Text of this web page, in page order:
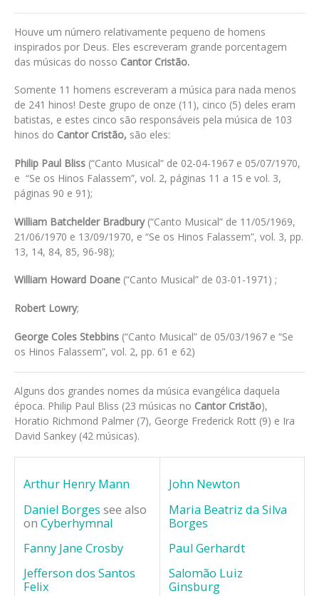
Houve um número relativamente pequeno de homens
inspirados por Deus. Eles escreveram grande porcentagem
das músicas do nosso Cantor Cristão.
Somente 11 homens escreveram a música para nada menos
de 241 hinos! Deste grupo de onze (11), cinco (5) deles eram
batistas, e estes cinco são responsáveis pela música de 103
hinos do Cantor Cristão, são eles:
Philip Paul Bliss (“Canto Musical” de 02-04-1967 e 05/07/1970,
e “Se os Hinos Falassem”, vol. 2, páginas 11 a 15 e vol. 3,
páginas 90 e 91);
William Batchelder Bradbury(“Canto Musical” de 11/05/1969,
21/06/1970 e 13/09/1970, e “Se os Hinos Falassem”, vol. 3, pp.
13, 14, 84, 85, 96-98);
William Howard Doane (“Canto Musical” de 03-01-1971) ;
Robert Lowry;
George Coles Stebbins (“Canto Musical” de 05/03/1967 e “Se
os Hinos Falassem”, vol. 2, pp. 61 e 62)
Alguns dos grandes nomes da música evangélica daquela
época. Philip Paul Bliss (23 músicas no Cantor Cristão),
Horatio Richmond Palmer (7), George Frederick Rott (9) e Ira
David Sankey (42 músicas).
Arthur Henry Mann
Daniel Borges see also
on Cyberhymnal
Fanny Jane Crosby
Jefferson dos Santos
Felix
John Newton
Maria Beatriz da Silva
Borges
Paul Gerhardt
Salomão Luiz
Ginsburg